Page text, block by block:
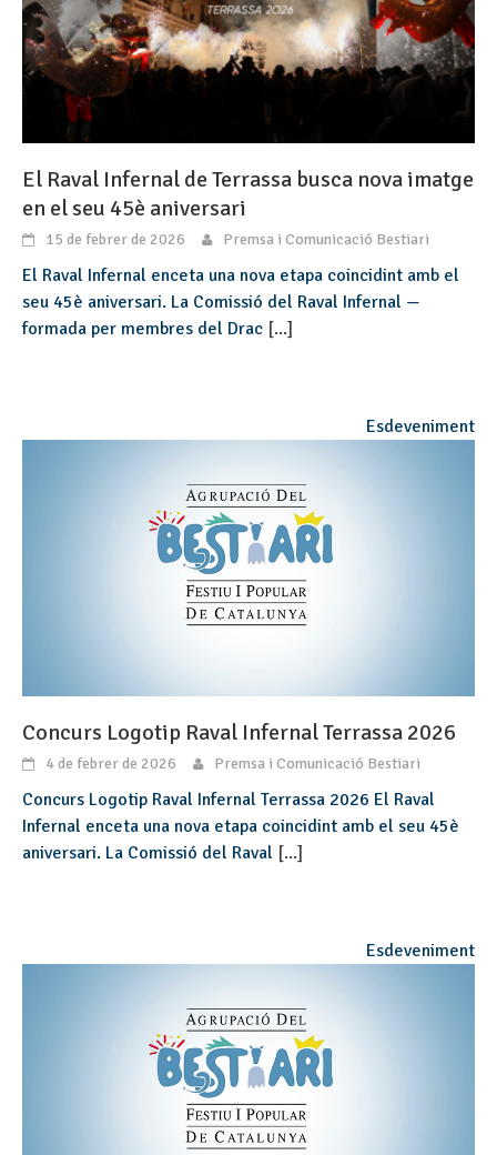
El Raval Infernal de Terrassa busca nova imatge
en el seu 45è aniversari
15 de febrer de 2026 Premsa i Comunicació Bestiari
El Raval Infernal enceta una nova etapa coincidint amb el
seu 45è aniversari. La Comissió del Raval Infernal —
formada per membres del Drac [...]
Esdeveniment
Concurs Logotip Raval Infernal Terrassa 2026
4 de febrer de 2026 Premsa i Comunicació Bestiari
Concurs Logotip Raval Infernal Terrassa 2026 El Raval
Infernal enceta una nova etapa coincidint amb el seu 45è
aniversari. La Comissió del Raval [...]
Esdeveniment